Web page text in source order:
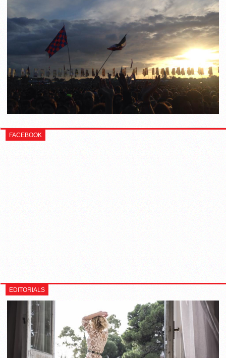
FACEBOOK
EDITORIALS